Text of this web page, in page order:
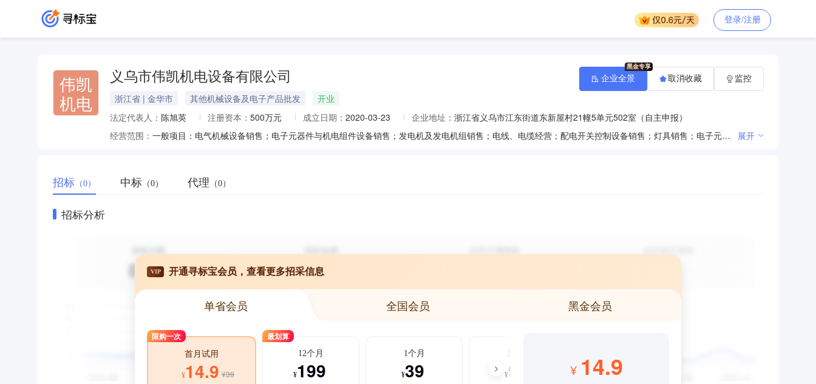
登录/注册
伟凯
机电
义乌市伟凯机电设备有限公司
浙江省 | 金华市 其他机械设备及电子产品批发
开业
法定代表人： 陈旭英 注册资本： 500万元 成立日期： 2020-03-23 企业地址： 浙江省义乌市江东街道东新屋村21幢5单元502室（自主申报）
经营范围：
一般项目：电气机械设备销售；电子元器件与机电组件设备销售；发电机及发电机组销售；电线、电缆经营；配电开关控制设备销售；灯具销售；电子元器件零售；电子元器件批发；机械设备销售；办公设备销售；家用电器销售；电子产品销售；摄影扩印服务；照相器材及望远镜零售；通讯设备销售；环境保护专用设备销售；五金产品批发；仪器仪表销售；工艺美术品及收藏品批发（象牙及其制品除外）；汽车零配件批发；建筑材料销售；金属材料销售；轻质建筑材料销售；照明器具销售；建筑装饰材料销售(除依法须经批准的项目外，凭营业执照依法自主开展经营活动)。 展开
企业全景 取消收藏 监控
招标 （0） 中标 （0） 代理 （0）
招标分析
VIP 开通寻标宝会员，查看更多招采信息
单省会员 全国会员 黑金会员
限购一次
首月试用
¥14.9 ¥39
最划算
12个月
¥199
1个月
¥39
3个月
¥99 ¥ 14.9